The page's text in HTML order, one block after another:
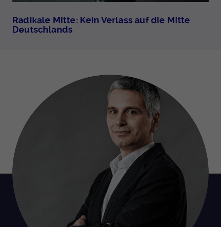
Radikale Mitte: Kein Verlass auf die Mitte
Deutschlands